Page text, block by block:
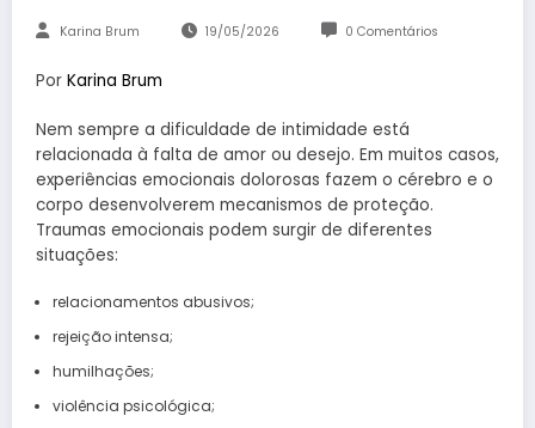
Karina Brum 19/05/2026 0 Comentários
Por Karina Brum
Nem sempre a dificuldade de intimidade está
relacionada à falta de amor ou desejo. Em muitos casos,
experiências emocionais dolorosas fazem o cérebro e o
corpo desenvolverem mecanismos de proteção.
Traumas emocionais podem surgir de diferentes
situações:
relacionamentos abusivos;
rejeição intensa;
humilhações;
violência psicológica;